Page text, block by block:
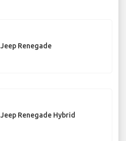
Jeep Renegade
Jeep Renegade Hybrid